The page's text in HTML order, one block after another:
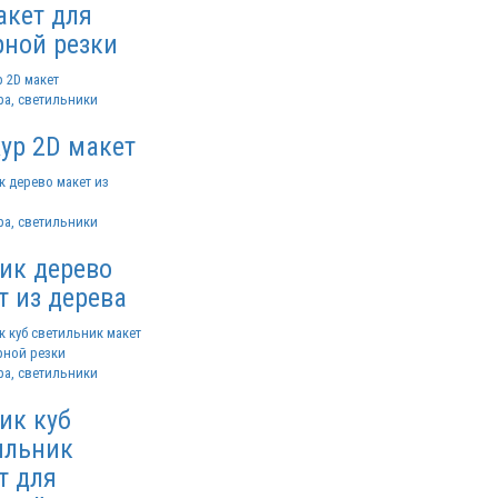
для
резки
светильники
2D макет
светильники
дерево
из дерева
светильники
куб
для